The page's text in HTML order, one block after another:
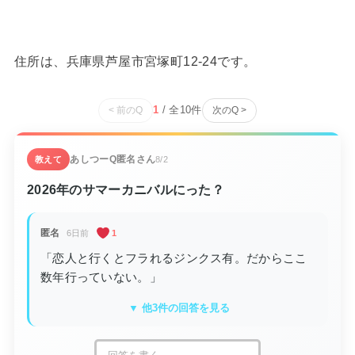
住所は、兵庫県芦屋市宮塚町12-24です。
< 前のQ 1 / 全 10件 次のQ >
教えて あしつーQ匿名さん8/2
2026年のサマーカニバルにった？
匿名 6日前 1
「恋人と行くとフラれるジンクス有。だからここ
数年行っていない。」
▼ 他3件の回答を見る